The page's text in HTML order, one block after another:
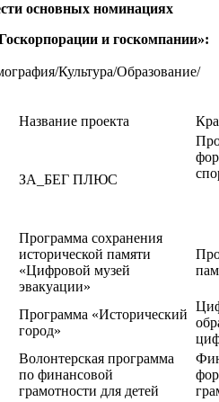
основных номинациях
и госкомпании»:
Культура/Образование/
Название проекта
ЗА_БЕГ ПЛЮС
Программа сохранения
исторической памяти
«Цифровой музей
эвакуации»
Программа «Исторический
город»
Волонтерская программа
по финансовой
грамотности для детей